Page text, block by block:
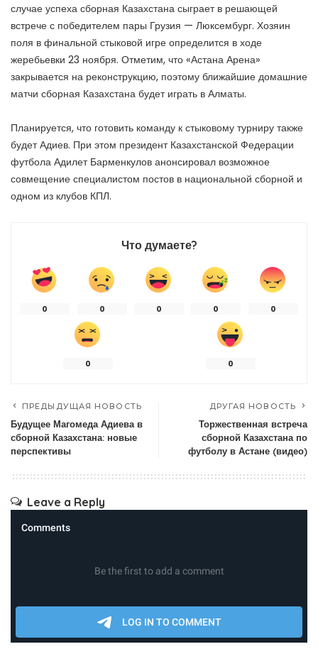
случае успеха сборная Казахстана сыграет в решающей
встрече с победителем пары Грузия — Люксембург. Хозяин
поля в финальной стыковой игре определится в ходе
жеребьевки 23 ноября. Отметим, что «Астана Арена»
закрывается на реконструкцию, поэтому ближайшие домашние
матчи сборная Казахстана будет играть в Алматы.
Планируется, что готовить команду к стыковому турниру также
будет Адиев. При этом президент Казахстанской Федерации
футбола Адилет Барменкулов анонсировал возможное
совмещение специалистом постов в национальной сборной и
одном из клубов КПЛ.
Что думаете?
0 0 0 0 0
0 0
ПРЕДЫДУЩАЯ НОВОСТЬ
Будущее Магомеда Адиева в
сборной Казахстана: новые
перспективы
ДРУГАЯ НОВОСТЬ
Торжественная встреча
сборной Казахстана по
футболу в Астане (видео)
Leave a Reply